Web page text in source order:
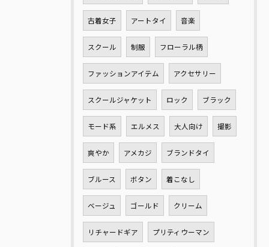
古着女子 アートタイ 音楽
スクール 制服 フローラル柄
ファッションアイテム アクセサリー
スクールジャケット ロック ブラック
モード系 エルメス 大人向け 撮影
爽やか アメカジ ブランドタイ
ブルース ボタン 着こなし
ベージュ ゴールド クリーム
リチャードギア プリティウーマン